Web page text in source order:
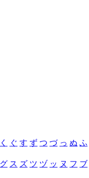
く ぐ す ず つ づ っ ぬ ふ
グ ス ズ ツ ヅ ッ ヌ フ ブ